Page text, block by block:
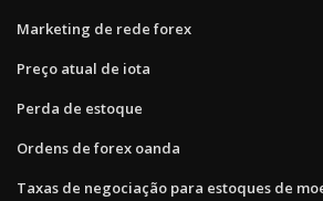
Marketing de rede forex
Preço atual de iota
Perda de estoque
Ordens de forex oanda
Taxas de negociação para estoques de